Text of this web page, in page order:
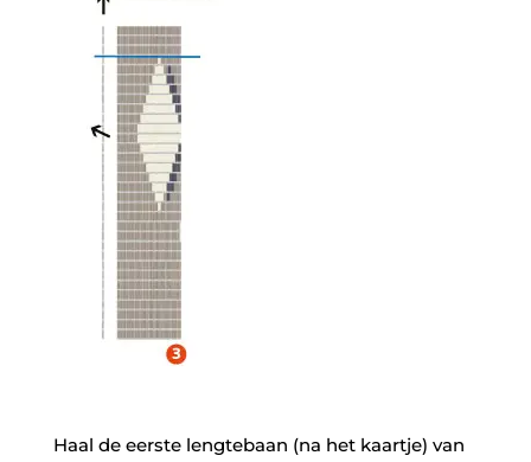
Haal de eerste lengtebaan (na het kaartje) van